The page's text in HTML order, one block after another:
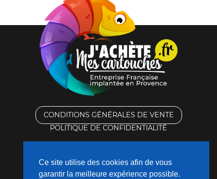
CONDITIONS GÉNÉRALES DE VENTE
POLITIQUE DE CONFIDENTIALITÉ
CONTACTEZ-NOUS
Ce site utilise des cookies afin de vous
garantir la meilleure expérience possible.